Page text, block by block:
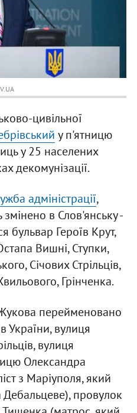
цивільної
у п'ятницю
у 25 населених
декомунізації.
адміністрації,
в Слов'янську -
бульвар Героїв Крут,
Вишні, Ступки,
Січових Стрільців,
Грінченка.
перейменовано
України, вулиця
вулиця
Олександра
з Маріуполя, який
Дебальцеве), провулок